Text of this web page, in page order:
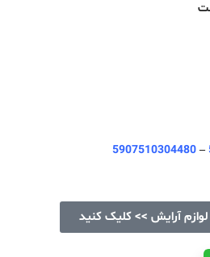
–
5907510304480
آرایش >> کلیک کنید